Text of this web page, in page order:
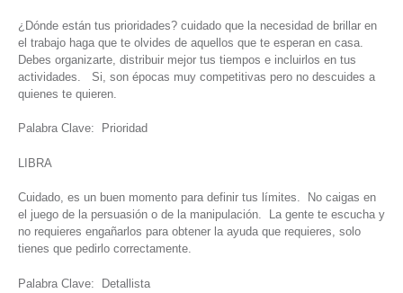
¿Dónde están tus prioridades? cuidado que la necesidad de brillar en
el trabajo haga que te olvides de aquellos que te esperan en casa.
Debes organizarte, distribuir mejor tus tiempos e incluirlos en tus
actividades. Si, son épocas muy competitivas pero no descuides a
quienes te quieren.
Palabra Clave: Prioridad
LIBRA
Cuidado, es un buen momento para definir tus límites. No caigas en
el juego de la persuasión o de la manipulación. La gente te escucha y
no requieres engañarlos para obtener la ayuda que requieres, solo
tienes que pedirlo correctamente.
Palabra Clave: Detallista